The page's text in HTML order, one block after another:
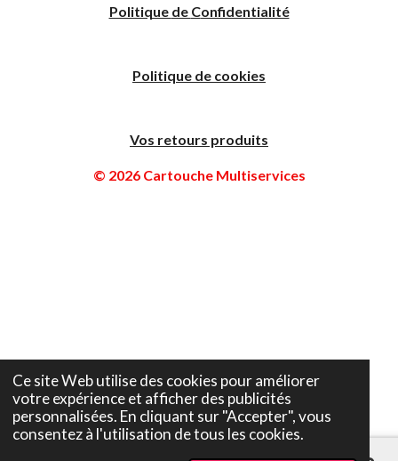
Ce site Web utilise des cookies pour améliorer
votre expérience et afficher des publicités
personnalisées. En cliquant sur "Accepter", vous
consentez à l'utilisation de tous les cookies.
Politique de Confidentialité
Politique de cookies
Vos retours produits
© 2026 Cartouche Multiservices